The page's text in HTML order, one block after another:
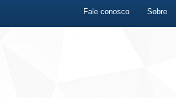
Fale conosco Sobre